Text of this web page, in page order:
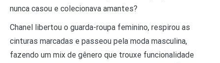
nunca casou e colecionava amantes?
Chanel libertou o guarda-roupa feminino, respirou as
cinturas marcadas e passeou pela moda masculina,
fazendo um mix de gênero que trouxe funcionalidade